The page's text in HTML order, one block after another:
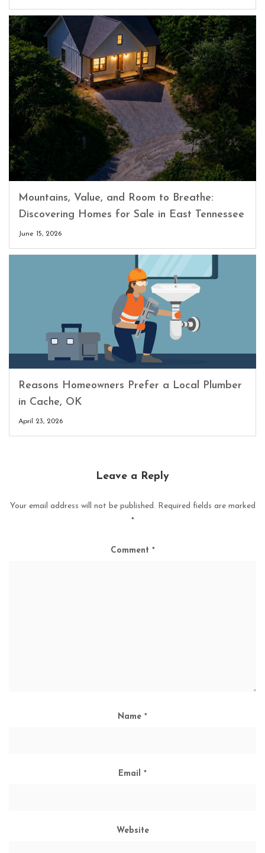
Mountains, Value, and Room to Breathe:
Discovering Homes for Sale in East Tennessee
June 15, 2026
Reasons Homeowners Prefer a Local Plumber
in Cache, OK
April 23, 2026
Leave a Reply
Your email address will not be published. Required fields are marked
*
Comment *
Name *
Email *
Website